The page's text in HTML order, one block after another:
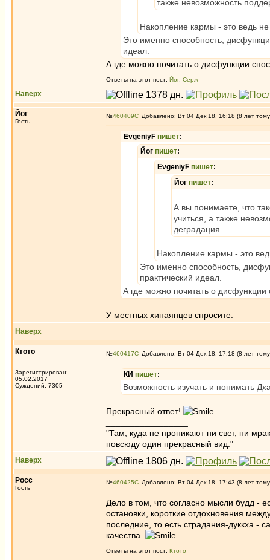
также невозможность
Накопление кармы - это ведь не
Это именно способность,
идеал.
А где можно почитать о дисфункции
Ответы на этот пост: Йог, Серж
Наверх
Йог
Гость
№460409 Добавлено: Вт 04 Дек 18, 16:18 (8 лет
EvgeniyF пишет:
Йог пишет:
EvgeniyF пишет:
Йог пишет:
А вы понимаете, что
учиться, а также
деградация.
Накопление кармы - это
Это именно способность,
практический идеал.
А где можно почитать о дисфункции
У местных хинаянцев спросите.
Наверх
Ктото
Зарегистрирован:
05.02.2017
Суждений: 7305
№460417 Добавлено: Вт 04 Дек 18, 17:18 (8 лет
КИ пишет:
Возможность изучать и понимать
Прекрасный ответ!
"Там, куда не проникают ни свет, ни
повсюду один прекрасный вид."
Наверх
Росс
Гость
№460425 Добавлено: Вт 04 Дек 18, 17:43 (8 лет
Дело в том, что согласно мысли будд -
остановки, короткие отдохновения
последние, то есть страдания-дуккха
качества.
Ответы на этот пост: Ктото